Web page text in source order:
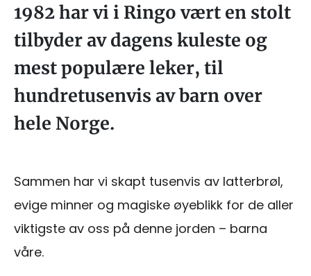
1982 har vi i Ringo vært en stolt
tilbyder av dagens kuleste og
mest populære leker, til
hundretusenvis av barn over
hele Norge.
Sammen har vi skapt tusenvis av latterbrøl,
evige minner og magiske øyeblikk for de aller
viktigste av oss på denne jorden – barna
våre.